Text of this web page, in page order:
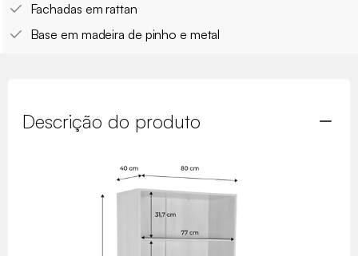
Fachadas em rattan
Base em madeira de pinho e metal
Descrição do produto